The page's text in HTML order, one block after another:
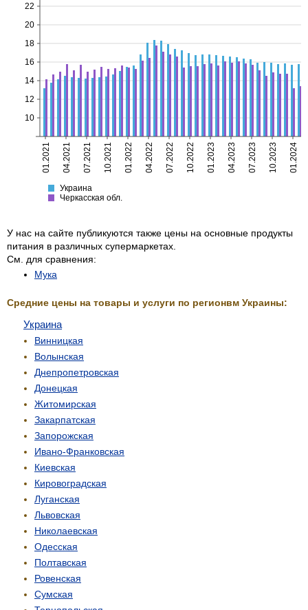
Украина
Черкасская
01.2021 04.2021 07.2021 10.2021 01.2022 04.2022 07.2022 10.2022 01.2023 04.2023 07.2023 10.2023 01.2024
10
12
14
16
18
20
22
Украина
Черкасская обл.
У нас на сайте публикуются также цены на основные продукты
питания в различных супермаркетах.
См. для сравнения:
Мука
Средние цены на товары и услуги по регионвм Украины:
Украина
Винницкая
Волынская
Днепропетровская
Донецкая
Житомирская
Закарпатская
Запорожская
Ивано-Франковская
Киевская
Кировоградская
Луганская
Львовская
Николаевская
Одесская
Полтавская
Ровенская
Сумская